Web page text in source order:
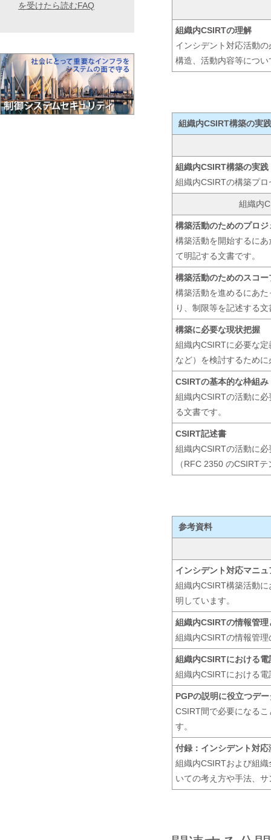
組織内CSIRTの理解
インシデント対応活動
構造、活動内容等につ
組織内CSIRT構築の実践
組織内CSIRT構築の実践
組織内CSIRTの構築プ
組織内
構築活動のためのプロジ
構築活動を開始するに
て明記する文書です。
構築活動のためのスコー
構築活動を進めるにあ
り、制限等を記述する
構築に必要な現状把握
組織内CSIRTに必要な
など）を検討するため
CSIRTの基本的な枠組み
組織内CSIRTの活動に
る文書です。
CSIRT記述書
組織内CSIRTの活動に
（RFC 2350 のCSIRT
参考資料
インシデント対応マニ
組織内CSIRT構築活動
明しています。
組織内CSIRTの情報管
組織内CSIRTの情報管
組織内CSIRTにおける
組織内CSIRTにおける
PGPの説明に役立つデー
CSIRT間で必要になる
す。
付録：インシデント対
組織内CSIRTおよび組
いての考え方や手法、
を受けたら読むFAQ